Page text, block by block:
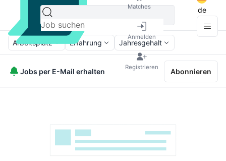
Matches
Anmelden
Registrieren
de
Arbeitsplatz Erfahrung Jahresgehalt
Jobs per E-Mail erhalten Abonnieren